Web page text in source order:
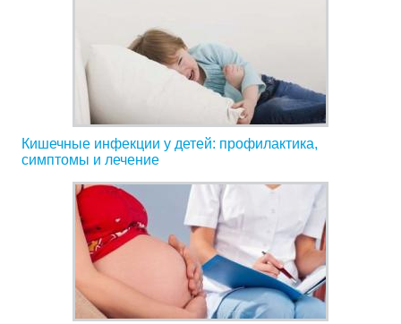
Кишечные инфекции у детей: профилактика,
симптомы и лечение